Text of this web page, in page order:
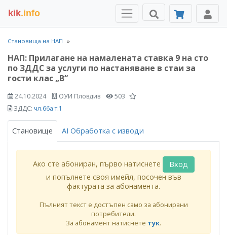
kik.info
Становища на НАП
НАП: Прилагане на намалената ставка 9 на сто
по ЗДДС за услуги по настаняване в стаи за
гости клас „В“
24.10.2024 ОУИ Пловдив
503
ЗДДС: чл.66а т.1
Становище AI Обработка с изводи
Ако сте абониран, първо натиснете
Вход
и попълнете своя имейл, посочен във
фактурата за абонамента.
Пълният текст е достъпен само за абонирани
потребители.
За абонамент натиснете тук.